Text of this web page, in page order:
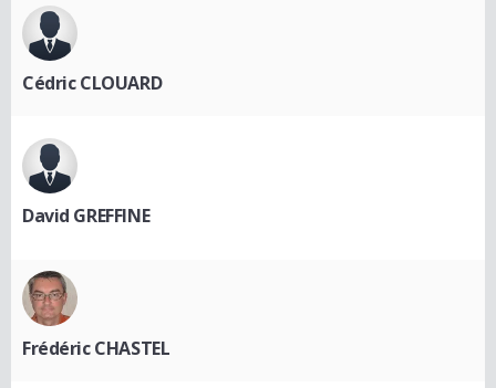
Cédric CLOUARD
David GREFFINE
Frédéric CHASTEL